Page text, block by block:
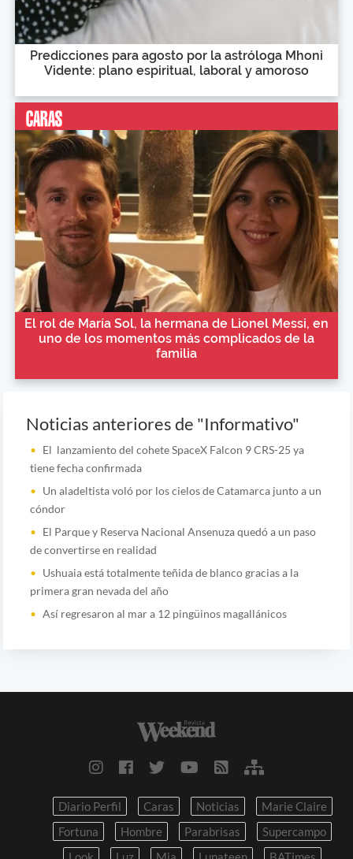
Predicciones para agosto por la astróloga Mhoni
Vidente: plano espiritual, laboral y amoroso
El rol de María Sol, la hermana de Lionel Messi, en
uno de los momentos más complicados de la
familia
Noticias anteriores de "Informativo"
El lanzamiento del cohete SpaceX Falcon 9 CRS-25 ya
tiene fecha confirmada
Un aladeltista voló por los cielos de Catamarca junto a un
cóndor
El Parque y Reserva Nacional Ansenuza quedó a un paso
de convertirse en realidad
Ushuaia está totalmente teñida de blanco gracias a la
primera gran nevada del año
Así regresaron al mar a 12 pingüinos magallánicos
Diario Perfil Caras Noticias
Marie Claire
Fortuna
Hombre Parabrisas
Supercampo